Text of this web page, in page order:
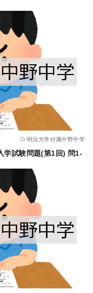
明治大学付属中野中学
学試験問題(第1回) 問1-